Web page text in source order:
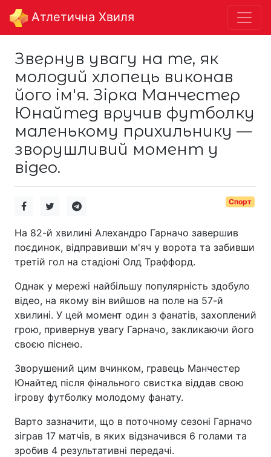
Aтлетична Хвиля
Звернув увагу на те, як
молодий хлопець виконав
його ім'я. Зірка Манчестер
Юнайтед вручив футболку
маленькому прихильнику —
зворушливий момент у
відео.
Спорт
На 82-й хвилині Алехандро Гарначо завершив
поєдинок, відправивши м'яч у ворота та забивши
третій гол на стадіоні Олд Траффорд.
Однак у мережі найбільшу популярність здобуло
відео, на якому він вийшов на поле на 57-й
хвилині. У цей момент один з фанатів, захоплений
грою, привернув увагу Гарначо, закликаючи його
своєю піснею.
Зворушений цим вчинком, гравець Манчестер
Юнайтед після фінального свистка віддав свою
ігрову футболку молодому фанату.
Варто зазначити, що в поточному сезоні Гарначо
зіграв 17 матчів, в яких відзначився 6 голами та
зробив 4 результативні передачі.